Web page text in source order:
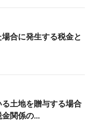
合に発生する税金と
土地を贈与する場合
関係の...